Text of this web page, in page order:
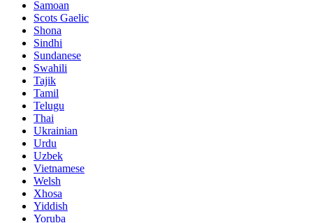
Samoan
Scots Gaelic
Shona
Sindhi
Sundanese
Swahili
Tajik
Tamil
Telugu
Thai
Ukrainian
Urdu
Uzbek
Vietnamese
Welsh
Xhosa
Yiddish
Yoruba